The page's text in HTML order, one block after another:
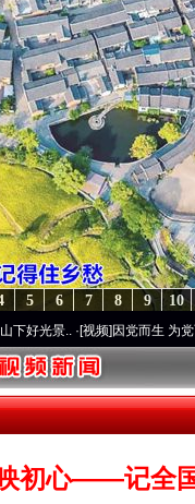
10
9
8
7
6
5
·[视频]因党而生 为党而战——百
初心——记全